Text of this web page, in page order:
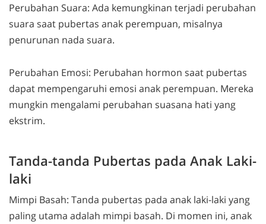
Perubahan Suara: Ada kemungkinan terjadi perubahan
suara saat pubertas anak perempuan, misalnya
penurunan nada suara.
Perubahan Emosi: Perubahan hormon saat pubertas
dapat mempengaruhi emosi anak perempuan. Mereka
mungkin mengalami perubahan suasana hati yang
ekstrim.
Tanda-tanda Pubertas pada Anak Laki-
laki
Mimpi Basah: Tanda pubertas pada anak laki-laki yang
paling utama adalah mimpi basah. Di momen ini, anak